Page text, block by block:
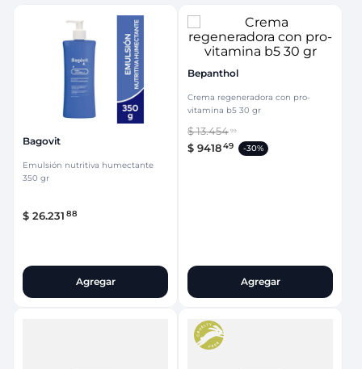
Bagovit
Emulsión nutritiva humectante
350 gr
$ 26.231 88
Agregar
Bepanthol
Crema regeneradora con pro-
vitamina b5 30 gr
$13.454 99
$ 941849 -30%
Agregar